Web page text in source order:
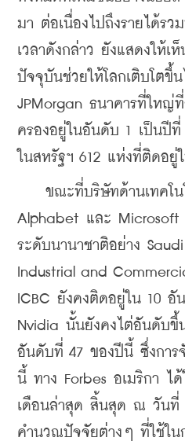
มา ต่อเนื่องไปถึงรายได้รว
เวลาดังกล่าว ยังแสดงให้เ
ปัจจุบันช่วยให้โลกเติบโตขึ้
JPMorgan ธนาคารที่ใหญ่
ครองอยู่ในอันดับ 1 เป็นปี
ในสหรัฐฯ 612 แห่งที่ติดอยู่
ขณะที่บริษัทด้านเทคโน
Alphabet และ Microsoft
ระดับนานาชาติอย่าง
Industrial and
ICBC ยังคงติดอยู่ใน 10
Nvidia นั้นยังคงไต่อันดับขึ้
อันดับที่ 47 ของปีนี้ ซึ่งการ
นี้ ทาง Forbes อเมริกา ได้
เดือนล่าสุด สิ้นสุด ณ วันที่
คำนวณปัจจัยต่างๆ ที่ใช้ใน